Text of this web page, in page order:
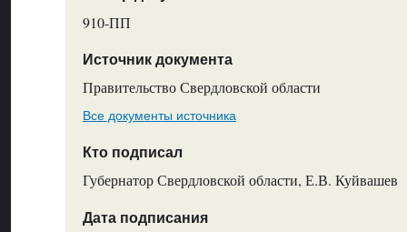
910-ПП
Источник документа
Правительство Свердловской области
Все документы источника
Кто подписал
Губернатор Свердловской области, Е.В. Куйвашев
Дата подписания